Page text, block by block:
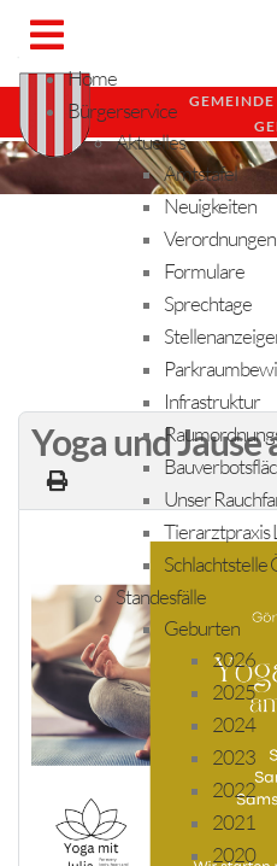
Home
Bürgerservice
Aktuelles
Amtstafel
Neuigkeiten
Verordnungen
Formulare
Sprechtage
Infrastruktur
Unser
Tierarztpraxis
Schlachtstelle
Standesfälle
Geburten
2026
2025
2024
2023
2022
2021
2020
Yoga und